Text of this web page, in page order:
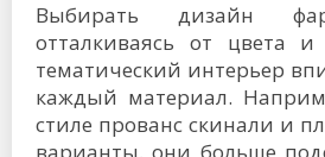
Выбирать дизайн
отталкиваясь от цвета
тематический интерьер
каждый материал.
стиле прованс скинали и